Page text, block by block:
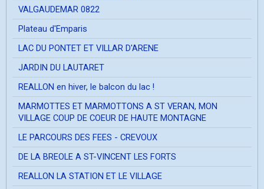
VALGAUDEMAR 0822
Plateau d'Emparis
LAC DU PONTET ET VILLAR D'ARENE
JARDIN DU LAUTARET
REALLON en hiver, le balcon du lac !
MARMOTTES ET MARMOTTONS A ST VERAN, MON
VILLAGE COUP DE COEUR DE HAUTE MONTAGNE
LE PARCOURS DES FEES - CREVOUX
DE LA BREOLE A ST-VINCENT LES FORTS
REALLON LA STATION ET LE VILLAGE